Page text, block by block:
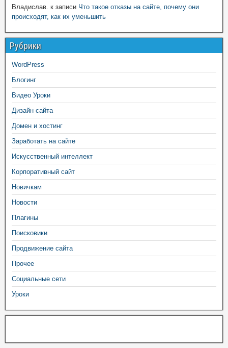
Владислав. к записи Что такое отказы на сайте, почему они
происходят, как их уменьшить
Рубрики
WordPress
Блогинг
Видео Уроки
Дизайн сайта
Домен и хостинг
Заработать на сайте
Искусственный интеллект
Корпоративный сайт
Новичкам
Новости
Плагины
Поисковики
Продвижение сайта
Прочее
Социальные сети
Уроки